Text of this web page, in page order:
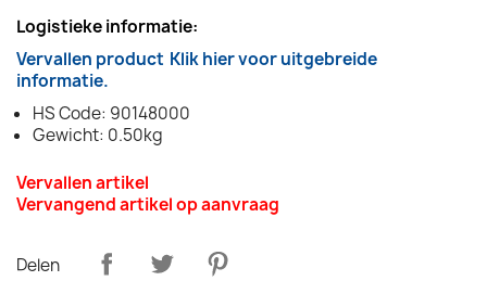
Logistieke informatie:
Vervallen product Klik hier voor uitgebreide
informatie.
HS Code: 90148000
Gewicht: 0.50kg
Vervallen artikel
Vervangend artikel op aanvraag
Delen